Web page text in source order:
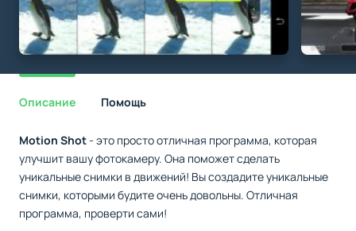
Описание Помощь
Motion Shot- это просто отличная программа, которая
улучшит вашу фотокамеру. Она поможет сделать
уникальные снимки в движений! Вы создадите уникальные
снимки, которыми будите очень довольны. Отличная
программа, проверти сами!